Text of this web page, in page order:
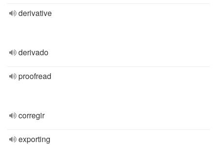
derivative
derivado
proofread
corregir
exporting